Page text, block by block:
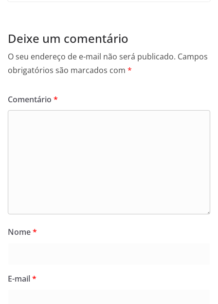
Deixe um comentário
O seu endereço de e-mail não será publicado. Campos
obrigatórios são marcados com *
Comentário *
Nome*
E-mail*